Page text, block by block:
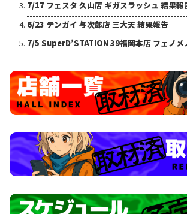
7/17 フェスタ 久山店 ギガスラッシュ 結果報
6/23 テンガイ 与次郎店 三大天 結果報告
7/5 SuperD’STATION 39福岡本店 フェノ